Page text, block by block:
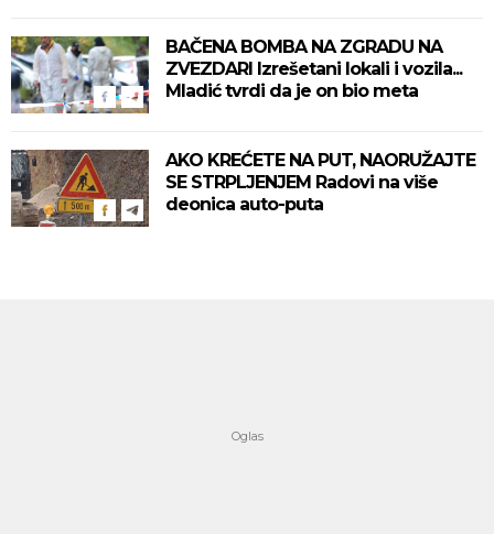
BAČENA BOMBA NA ZGRADU NA
ZVEZDARI Izrešetani lokali i vozila...
Mladić tvrdi da je on bio meta
AKO KREĆETE NA PUT, NAORUŽAJTE
SE STRPLJENJEM Radovi na više
deonica auto-puta